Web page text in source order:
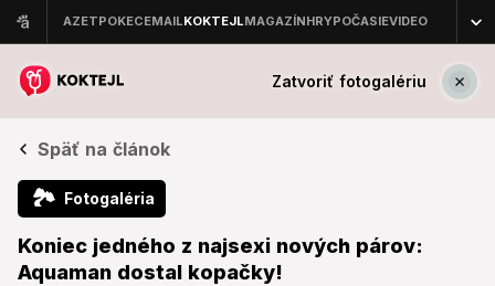
Zatvoriť fotogalériu
Späť na článok
🏞 Fotogaléria
Koniec jedného z najsexi nových párov:
Aquaman dostal kopačky!